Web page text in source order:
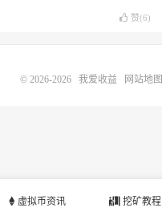
赞(6)
虚拟币资讯 挖矿教程
© 2026-2026 我爱收益 网站地图